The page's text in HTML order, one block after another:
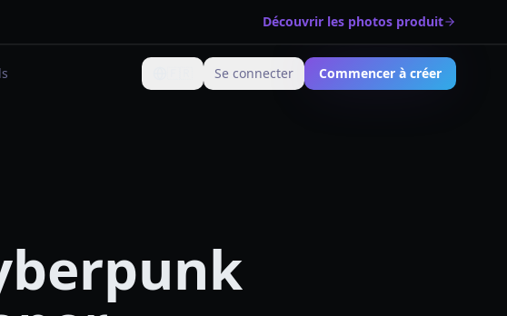
Découvrir les photos produit
Changer de langue
Se connecter Commencer à créer